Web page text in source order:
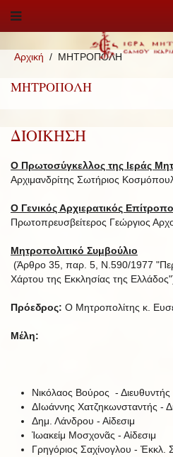
Αρχική ΜΗΤΡΟΠΟΛΗ
ΜΗΤΡΟΠΟΛΗ
ΔΙΟΙΚΗΣΗ
Ο Πρωτοσύγκελλος της Ιεράς
Αρχιμανδρίτης Σωτήριος
Ο Γενικός Αρχιερατικός
Πρωτοπρευσβείτερος Γεώργιος
Μητροπολιτικό Συμβούλιο
(Άρθρο 35, παρ. 5, Ν.590/1977
Χάρτου της Εκκλησίας της
Πρόεδρος: Ο Μητροπολίτης κ.
Μέλη:
Νικόλαος Βούρος -
ΔΙωάννης Χατζηκωνσταντής -
Δημ. Λάνδρου - Αἰδεσιμ
Ἰωακείμ Μοσχονᾶς - Αἰδεσιμ
Γρηγόριος Σαχίνογλου - Ἐκκλ.